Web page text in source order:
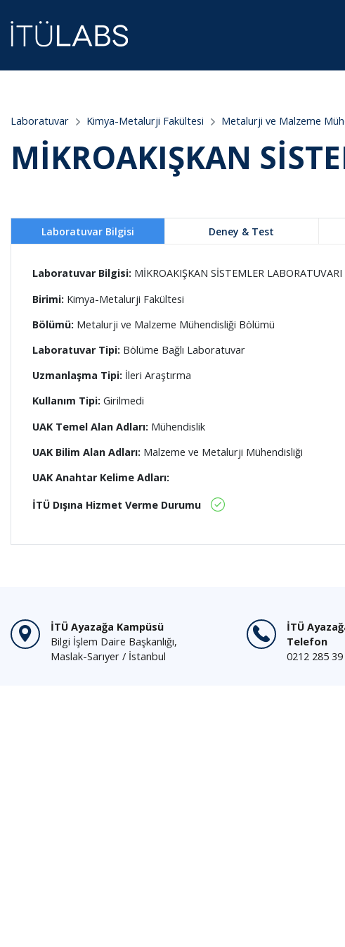
Laboratuvar Kimya-Metalurji Fakültesi Metalurji ve Malzeme
MİKROAKIŞKAN
Laboratuvar Bilgisi Deney & Test
Laboratuvar Bilgisi: MİKROAKIŞKAN SİSTEMLER LABORATUVARI
Birimi: Kimya-Metalurji Fakültesi
Bölümü: Metalurji ve Malzeme Mühendisliği Bölümü
Laboratuvar Tipi: Bölüme Bağlı Laboratuvar
Uzmanlaşma Tipi: İleri Araştırma
Kullanım Tipi: Girilmedi
UAK Temel Alan Adları: Mühendislik
UAK Bilim Alan Adları: Malzeme ve Metalurji Mühendisliği
UAK Anahtar Kelime Adları:
İTÜ Dışına Hizmet Verme Durumu
İTÜ Ayazağa Kampüsü
Bilgi İşlem Daire Başkanlığı,
Maslak-Sarıyer / İstanbul
İTÜ
Telefon
0212 285